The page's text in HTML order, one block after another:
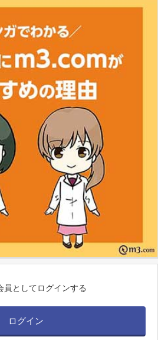
員としてログインする
ログイン